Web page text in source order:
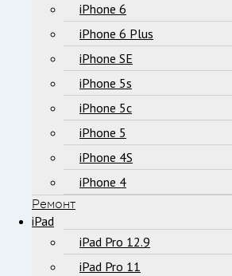
iPhone 6
iPhone 6 Plus
iPhone SE
iPhone 5s
iPhone 5c
iPhone 5
iPhone 4S
iPhone 4
Ремонт
iPad
iPad Pro 12.9
iPad Pro 11